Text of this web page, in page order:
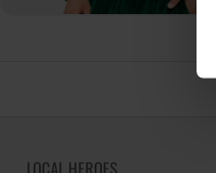
LOCAL HEROES